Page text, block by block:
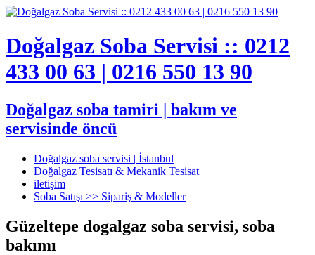
Doğalgaz Soba Servisi :: 0212
433 00 63 | 0216 550 13 90
Doğalgaz soba tamiri | bakım ve
servisinde öncü
Doğalgaz soba servisi | İstanbul
Doğalgaz Tesisatı & Mekanik Tesisat
iletişim
Soba Satışı >> Sipariş & Modeller
Güzeltepe dogalgaz soba servisi, soba
bakımı